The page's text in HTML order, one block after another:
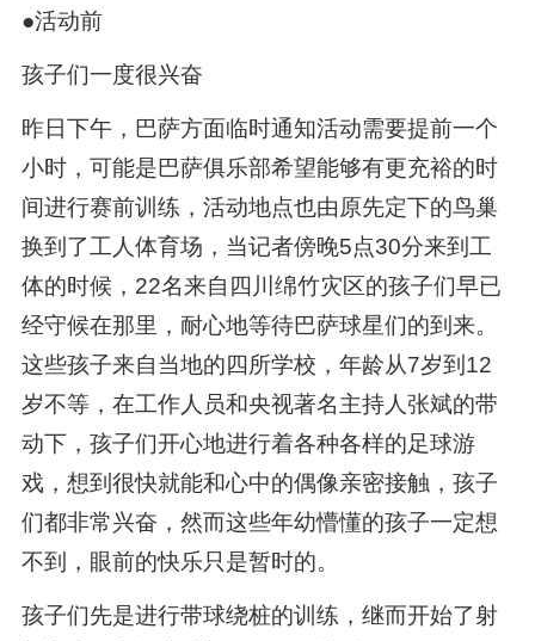
●活动前
孩子们一度很兴奋
昨日下午，巴萨方面临时通知活动需要提前一个
小时，可能是巴萨俱乐部希望能够有更充裕的时
间进行赛前训练，活动地点也由原先定下的鸟巢
换到了工人体育场，当记者傍晚5点30分来到工
体的时候，22名来自四川绵竹灾区的孩子们早已
经守候在那里，耐心地等待巴萨球星们的到来。
这些孩子来自当地的四所学校，年龄从7岁到12
岁不等，在工作人员和央视著名主持人张斌的带
动下，孩子们开心地进行着各种各样的足球游
戏，想到很快就能和心中的偶像亲密接触，孩子
们都非常兴奋，然而这些年幼懵懂的孩子一定想
不到，眼前的快乐只是暂时的。
孩子们先是进行带球绕桩的训练，继而开始了射